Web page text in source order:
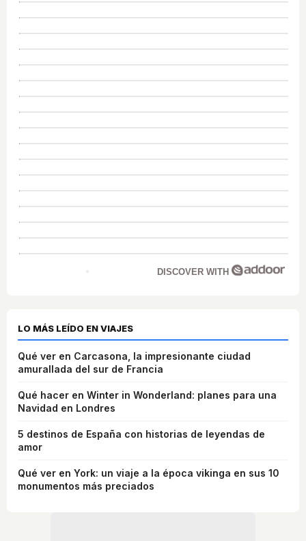
DISCOVER WITH
LO MÁS LEÍDO EN VIAJES
Qué ver en Carcasona, la impresionante ciudad
amurallada del sur de Francia
Qué hacer en Winter in Wonderland: planes para una
Navidad en Londres
5 destinos de España con historias de leyendas de
amor
Qué ver en York: un viaje a la época vikinga en sus 10
monumentos más preciados